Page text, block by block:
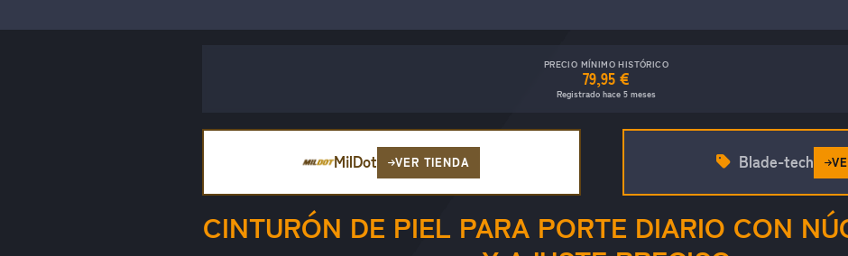
PRECIO MÍNIMO HISTÓRICO
79,95 €
Registrado hace 5 meses
MilDot VER TIENDA
CINTURÓN DE PIEL PARA PORTE DIARIO CON
Blade-tech